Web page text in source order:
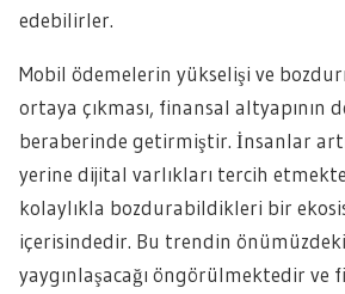
edebilirler.
Mobil ödemelerin yükselişi ve
ortaya çıkması, finansal altyapının
beraberinde getirmiştir. İnsanlar
yerine dijital varlıkları tercih
kolaylıkla bozdurabildikleri bir
içerisindedir. Bu trendin
yaygınlaşacağı öngörülmektedir ve